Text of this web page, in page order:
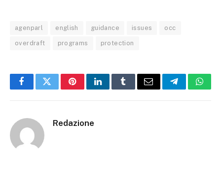
agenparl english guidance issues occ
overdraft programs protection
FacebookTwitterPinterestLinkedInTumblrEmail Telegram
Redazione